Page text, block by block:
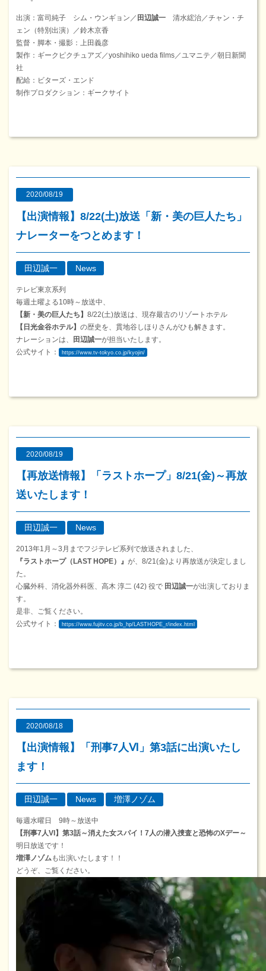
出演：富司純子 シム・ウンギョン／ 田辺誠一 清水綋治／チャン・チ
ェン（特別出演）／鈴木京香
監督・脚本・撮影：上田義彦
製作：ギークピクチュアズ／yoshihiko ueda films／ユマニテ／朝日新聞
社
配給：ビターズ・エンド
制作プロダクション：ギークサイト
2020/08/19
【出演情報】8/22(土)放送「新・美の巨人たち」
ナレーターをつとめます！
田辺誠一 News
テレビ東京系列
毎週土曜よる10時～放送中、
【新・美の巨人たち】 8/22(土)放送は、現存最古のリゾートホテル
【日光金谷ホテル】 の歴史を、貫地谷しほりさんがひも解きます。
ナレーションは、 田辺誠一が担当いたします。
公式サイト：
https://www.tv-tokyo.co.jp/kyojin/
2020/08/19
【再放送情報】「ラストホープ」8/21(金)～再放
送いたします！
田辺誠一 News
2013年1月～3月までフジテレビ系列で放送されました、
『ラストホープ（LAST HOPE）』 が、8/21(金)より再放送が決定しまし
た。
心臓外科、消化器外科医、高木 淳二 (42) 役で 田辺誠一が出演しておりま
す。
是非、ご覧ください。
公式サイト：
https://www.fujitv.co.jp/b_hp/LASTHOPE_r/index.html
2020/08/18
【出演情報】「刑事7人Ⅵ」第3話に出演いたし
ます！
田辺誠一 News 増澤ノゾム
毎週水曜日 9時～放送中
【刑事7人VI】第3話～消えた女スパイ！7人の潜入捜査と恐怖のXデー～
明日放送です！
増澤ノゾムも出演いたします！！
どうぞ、ご覧ください。